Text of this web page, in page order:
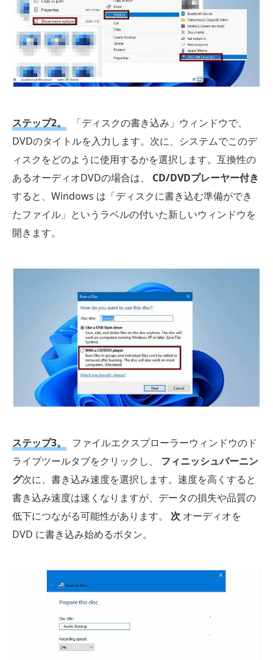
ステップ2。
「ディスクの書き込み」ウィンドウで、
DVDのタイトルを入力します。次に、システムでこのデ
ィスクをどのように使用するかを選択します。互換性の
あるオーディオDVDの場合は、 CD/DVDプレーヤー付き
すると、Windows は「ディスクに書き込む準備ができ
たファイル」というラベルの付いた新しいウィンドウを
開きます。
ステップ3。
ファイルエクスプローラーウィンドウのド
ライブツールタブをクリックし、 フィニッシュバーニン
グ次に、書き込み速度を選択します。速度を高くすると
書き込み速度は速くなりますが、データの損失や品質の
低下につながる可能性があります。 次 オーディオを
DVD に書き込み始めるボタン。